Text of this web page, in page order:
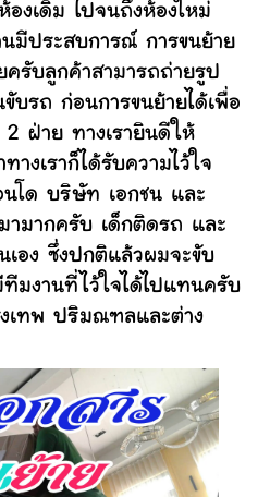
งเดิม ไปจนถึงห้องใหม่
มีประสบการณ์ การขนย้าย
ครับลูกค้าสามารถถ่ายรูป
บรถ ก่อนการขนย้ายได้เพื่อ
2 ฝ่าย ทางเรายินดีให้
งเราก็ได้รับความไว้ใจ
โด บริษัท เอกชน และ
ามากครับ เด็กติดรถ และ
อง ซึ่งปกติแล้วผมจะขับ
ทีมงานที่ไว้ใจได้ไปแทนครับ
งเทพ ปริมณฑลและต่าง